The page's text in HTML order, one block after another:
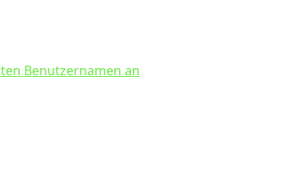
Benutzernamen an